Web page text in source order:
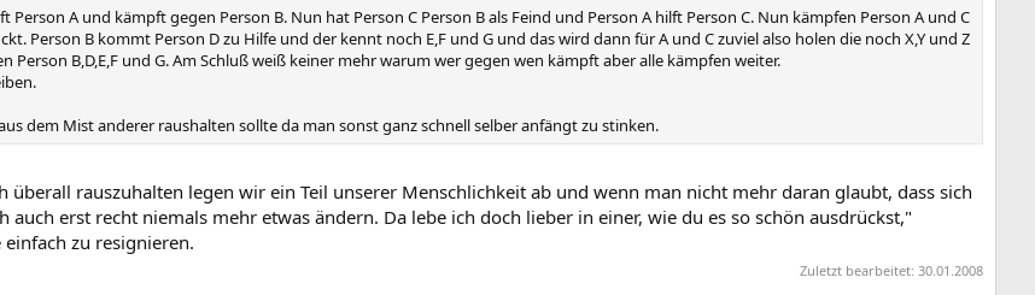
Person A und kämpft gegen Person B. Nun hat Person C Person B als Feind und Person A hilft Person C. Nun kämpfen Person A und C
Person B kommt Person D zu Hilfe und der kennt noch E,F und G und das wird dann für A und C zuviel also holen die noch X,Y und Z
Person B,D,E,F und G. Am Schluß weiß keiner mehr warum wer gegen wen kämpft aber alle kämpfen weiter.
dem Mist anderer raushalten sollte da man sonst ganz schnell selber anfängt zu stinken.
überall rauszuhalten legen wir ein Teil unserer Menschlichkeit ab und wenn man nicht mehr daran glaubt, dass sich
erst recht niemals mehr etwas ändern. Da lebe ich doch lieber in einer, wie du es so schön ausdrückst,"
zu resignieren.
Zuletzt bearbeitet: 30.01.2008